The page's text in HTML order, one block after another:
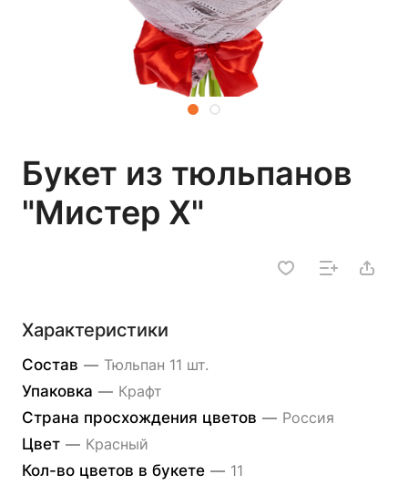
Букет из тюльпанов
"Мистер Х"
Характеристики
Состав — Тюльпан 11 шт.
Упаковка — Крафт
Страна просхождения цветов — Россия
Цвет — Красный
Кол-во цветов в букете — 11